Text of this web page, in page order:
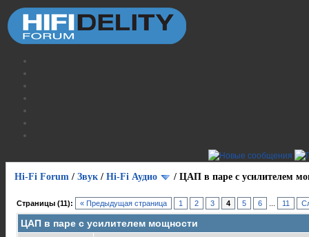
Hi-Fi Forum / Звук / Hi-Fi Аудио / ЦАП в паре с усилителем
Страницы (11): « Предыдущая страница 1 2 3 4 5 6 11
ЦАП в паре с усилителем мощности